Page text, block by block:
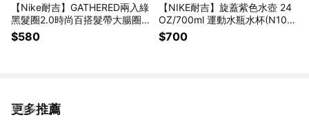
【Nike耐吉】GATHERED兩入綠
黑髮圈2.0時尚百搭髮帶大腸圈
髮飾(N1002455053OS)跳舞街
舞饒舌說唱滑板嘻哈單品適用 小
$580
【NIKE耐吉】旋蓋紫色水壺 24
OZ/700ml 運動水瓶水杯(N100
062265024) 冷水壺 隨行杯 高
蛋白乳清奶昔代餐搖搖杯 男友禮
$700
更多推薦
看更多